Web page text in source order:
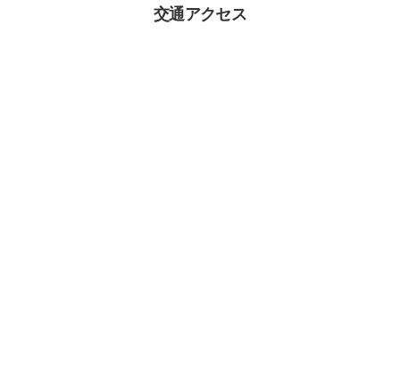
交通アクセス